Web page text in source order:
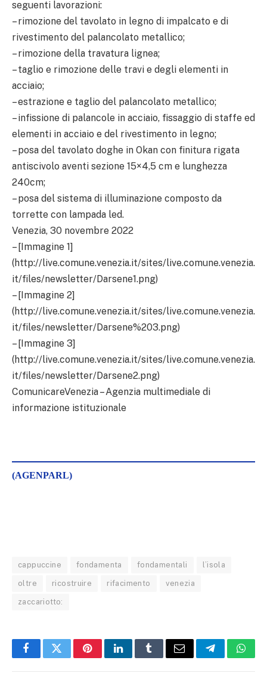
seguenti lavorazioni:
– rimozione del tavolato in legno di impalcato e di
rivestimento del palancolato metallico;
– rimozione della travatura lignea;
– taglio e rimozione delle travi e degli elementi in
acciaio;
– estrazione e taglio del palancolato metallico;
– infissione di palancole in acciaio, fissaggio di staffe ed
elementi in acciaio e del rivestimento in legno;
– posa del tavolato doghe in Okan con finitura rigata
antiscivolo aventi sezione 15×4,5 cm e lunghezza
240cm;
– posa del sistema di illuminazione composto da
torrette con lampada led.
Venezia, 30 novembre 2022
– [Immagine 1]
(http://live.comune.venezia.it/sites/live.comune.venezia.
it/files/newsletter/Darsene1.png)
– [Immagine 2]
(http://live.comune.venezia.it/sites/live.comune.venezia.
it/files/newsletter/Darsene%203.png)
– [Immagine 3]
(http://live.comune.venezia.it/sites/live.comune.venezia.
it/files/newsletter/Darsene2.png)
ComunicareVenezia – Agenzia multimediale di
informazione istituzionale
(AGENPARL)
cappuccine fondamenta fondamentali l’isola
oltre ricostruire rifacimento venezia
zaccariotto:
FacebookTwitterPinterestLinkedInTumblrEmail Telegram